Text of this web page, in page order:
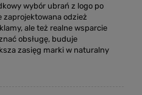
wybór ubrań z logo po
zaprojektowana odzież
ale też realne wsparcie
obsługę, buduje
zasięg marki w naturalny